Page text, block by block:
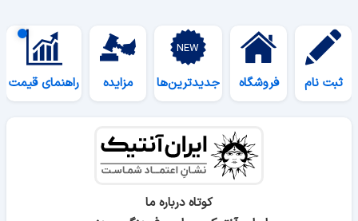
ثبت نام فروشگاه جدیدترین‌ها مزایده راهنمای قیمت
کوتاه درباره ما